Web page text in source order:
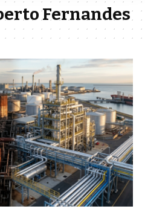
Fernandes